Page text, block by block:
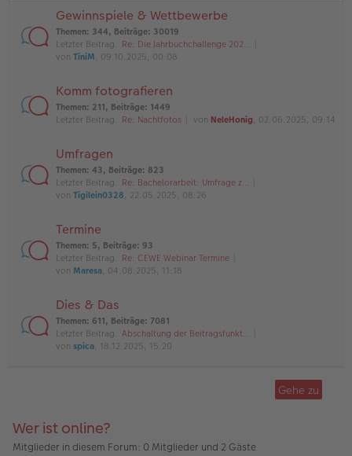
Gewinnspiele & Wettbewerbe
Themen: 344, Beiträge: 30019
Letzter Beitrag: Re: Die Jahrbuchchallenge 202…
von TiniM, 09.10.2025, 00:08
Komm fotografieren
Themen: 211, Beiträge: 1449
Letzter Beitrag: Re: Nachtfotos von NeleHonig, 02.06.2025, 09:14
Umfragen
Themen: 43, Beiträge: 823
Letzter Beitrag: Re: Bachelorarbeit: Umfrage z…
von Tigilein0328, 22.05.2025, 08:26
Termine
Themen: 5, Beiträge: 93
Letzter Beitrag: Re: CEWE Webinar Termine
von Maresa, 04.08.2025, 11:18
Dies & Das
Themen: 611, Beiträge: 7081
Letzter Beitrag: Abschaltung der Beitragsfunkt…
von spica, 18.12.2025, 15:20
Gehe zu
Wer ist online?
Mitglieder in diesem Forum: 0 Mitglieder und 2 Gäste